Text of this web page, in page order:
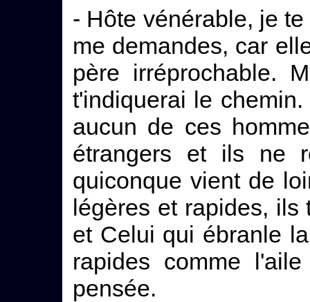
- Hôte vénérable, je
me demandes, car
père irréprochable.
t'indiquerai le
aucun de ces
étrangers et ils ne
quiconque vient de
légères et rapides, ils
et Celui qui ébranle
rapides comme
pensée.